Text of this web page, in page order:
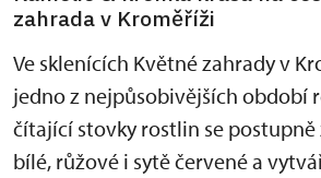
zahrada v Kroměříži
Ve sklenících Květné zahrady v
jedno z nejpůsobivějších období
čítající stovky rostlin se
bílé, růžové i sytě červené a